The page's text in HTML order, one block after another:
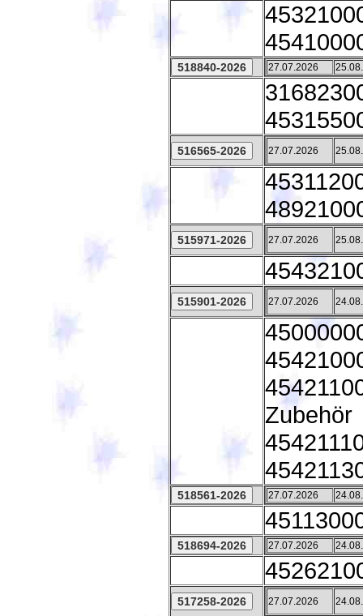
27.07.2026
27.07.2026
27.07.2026
27.07.2026
Zubehör
27.07.2026
27.07.2026
27.07.2026